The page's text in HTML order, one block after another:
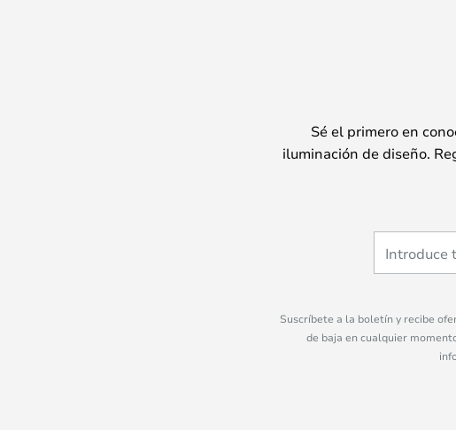
Sé el primero en
iluminación de diseño.
Suscríbete a la boletín y recibe
de baja en cualquier